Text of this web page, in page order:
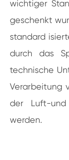
wichtiger
geschenkt
standard
durch das
technische
Verarbeitung
der Luft-und
werden.